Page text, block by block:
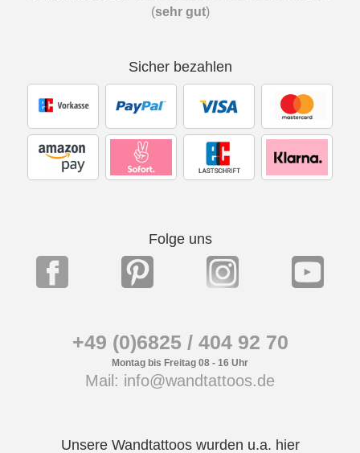
(sehr gut)
Sicher bezahlen
Folge uns
+49 (0)6825 / 404 92 70
Montag bis Freitag 08 - 16 Uhr
Mail: info@wandtattoos.de
Unsere Wandtattoos wurden u.a. hier